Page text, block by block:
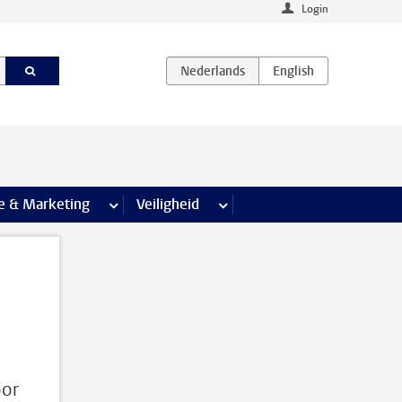
Login
& Marketing meer Communicatie & Marketing pagina’s
Veiligheid meer Veiligheid pagina’s